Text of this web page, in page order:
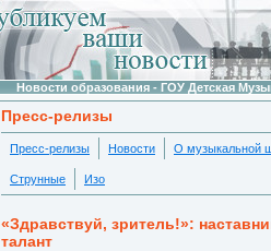
Новости образования - ГОУ Детская
Пресс-релизы
Пресс-релизы Новости О музыкальной
Струнные Изо
«Здравствуй, зритель!»:
талант